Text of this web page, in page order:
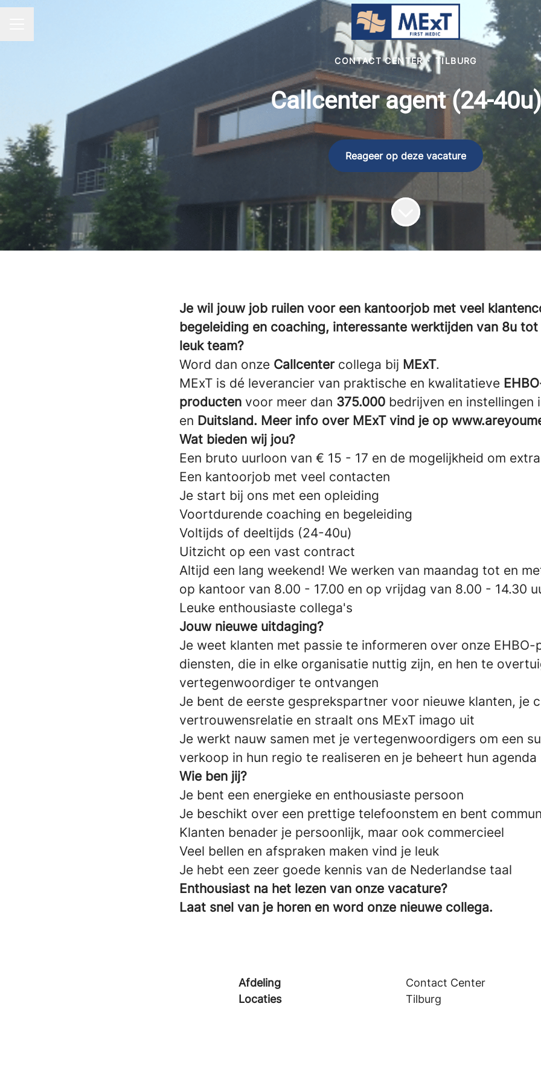
CONTACT CENTER · TILBURG
Callcenter agent (24-40u)
Reageer op deze vacature
Je wil jouw job ruilen voor een kantoorjob met veel
begeleiding en coaching, interessante werktijden van 8u tot
leuk team?
Word dan onze Callcentercollega bij MExT.
MExT is dé leverancier van praktische en kwalitatieve
producten voor meer dan 375.000 bedrijven en instellingen
en Duitsland. Meer info over MExT vind je op
Wat bieden wij jou?
Een bruto uurloon van € 15 - 17 en de mogelijkheid om
Een kantoorjob met veel contacten
Je start bij ons met een opleiding
Voortdurende coaching en begeleiding
Voltijds of deeltijds (24-40u)
Uitzicht op een vast contract
Altijd een lang weekend! We werken van maandag tot en
op kantoor van 8.00 - 17.00 en op vrijdag van 8.00 - 14.30
Leuke enthousiaste collega's
Jouw nieuwe uitdaging?
Je weet klanten met passie te informeren over onze EHBO-
diensten, die in elke organisatie nuttig zijn, en hen te
vertegenwoordiger te ontvangen
Je bent de eerste gesprekspartner voor nieuwe klanten, je
vertrouwensrelatie en straalt ons MExT imago uit
Je werkt nauw samen met je vertegenwoordigers om een
verkoop in hun regio te realiseren en je beheert hun agenda
Wie ben jij?
Je bent een energieke en enthousiaste persoon
Je beschikt over een prettige telefoonstem en bent
Klanten benader je persoonlijk, maar ook commercieel
Veel bellen en afspraken maken vind je leuk
Je hebt een zeer goede kennis van de Nederlandse taal
Enthousiast na het lezen van onze vacature?
Laat snel van je horen en word onze nieuwe collega.
Afdeling
Contact Center
Locaties
Tilburg